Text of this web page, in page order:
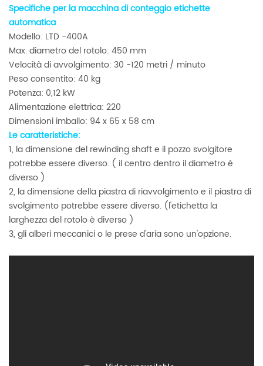
Specifiche per la macchina di conteggio etichette
automatica
Modello: LTD -400A
Max. diametro del rotolo: 450 mm
Velocità di avvolgimento: 30 -120 metri / minuto
Peso consentito: 40 kg
Potenza: 0,12 kW
Alimentazione elettrica: 220
Dimensioni imballo: 94 x 65 x 58 cm
Le caratteristiche:
1, la dimensione del rewinding shaft e il pozzo svolgitore
potrebbe essere diverso. ( il centrodentro il diametro è
diverso )
2, la dimensione della piastra di riavvolgimento e il piastra di
svolgimento potrebbe essere diverso. (l'etichetta la
larghezza del rotolo è diverso )
3, gli alberi meccanici o le prese d'aria sono un'opzione.